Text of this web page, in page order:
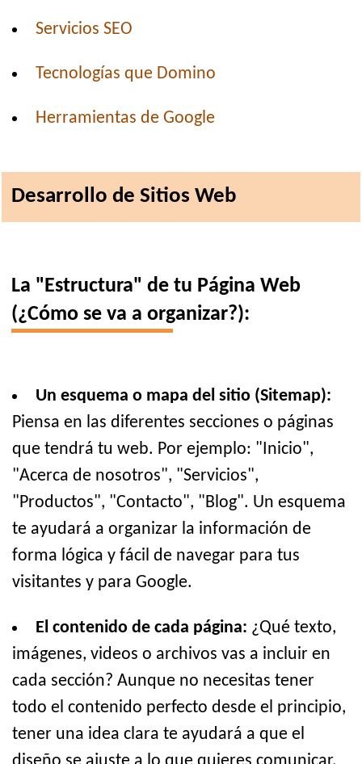
Servicios SEO
Tecnologías que Domino
Herramientas de Google
Desarrollo de Sitios Web
La "Estructura" de tu Página Web
(¿Cómo se va a organizar?):
Un esquema o mapa del sitio (Sitemap):
Piensa en las diferentes secciones o páginas
que tendrá tu web. Por ejemplo: "Inicio",
"Acerca de nosotros", "Servicios",
"Productos", "Contacto", "Blog". Un esquema
te ayudará a organizar la información de
forma lógica y fácil de navegar para tus
visitantes y para Google.
El contenido de cada página: ¿Qué texto,
imágenes, videos o archivos vas a incluir en
cada sección? Aunque no necesitas tener
todo el contenido perfecto desde el principio,
tener una idea clara te ayudará a que el